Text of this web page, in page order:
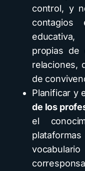
control, y
contagios
propias de
relaciones,
de
Planificar y
de los
el